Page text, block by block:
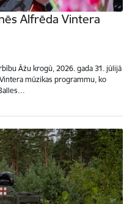
Alfrēda Vintera
Āžu krogū, 2026. gada 31. jūlijā
mūzikas programmu, ko